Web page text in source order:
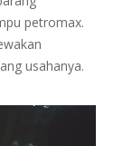
petromax.
usahanya.